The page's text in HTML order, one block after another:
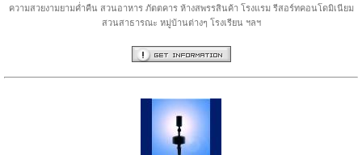
ความสวยงามยามค่ำคืน สวนอาหาร ภัตตคาร ห้างสพรรสินค้า โรงแรม รีสอร์ทคอนโดมิเนียม
สวนสาธารณะ หมู่บ้านต่างๆ โรงเรียน ฯลฯ